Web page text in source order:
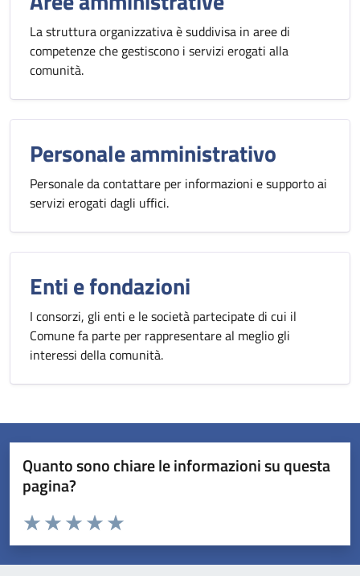
La struttura organizzativa è suddivisa in aree di
competenze che gestiscono i servizi erogati alla
comunità.
Personale amministrativo
Personale da contattare per informazioni e supporto ai
servizi erogati dagli uffici.
Enti e fondazioni
I consorzi, gli enti e le società partecipate di cui il
Comune fa parte per rappresentare al meglio gli
interessi della comunità.
Quanto sono chiare le informazioni su questa
pagina?
Valuta da 1 a 5 stelle la pagina
Valuta 5 stelle su 5
Valuta 4 stelle su 5
Valuta 3 stelle su 5
Valuta 2 stelle su 5
Valuta 1 stelle su 5